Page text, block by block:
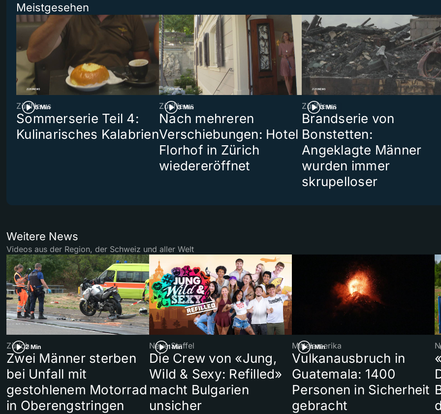
Meistgesehen
5 Min
ZüriNews
Sommerserie Teil 4:
Kulinarisches Kalabrien
3 Min
ZüriNews
Nach mehreren
Verschiebungen: Hotel
Florhof in Zürich
wiedereröffnet
3 Min
ZüriNews
Brandserie von
Bonstetten:
Angeklagte Männer
wurden immer
skrupelloser
Weitere News
Videos aus der Region, der Schweiz und aller Welt
2 Min
Zürich
Zwei Männer sterben
bei Unfall mit
gestohlenem Motorrad
in Oberengstringen
1 Min
Neue Staffel
Die Crew von «Jung,
Wild & Sexy: Refilled»
macht Bulgarien
unsicher
1 Min
Mittelamerika
Vulkanausbruch in
Guatemala: 1400
Personen in Sicherheit
gebracht